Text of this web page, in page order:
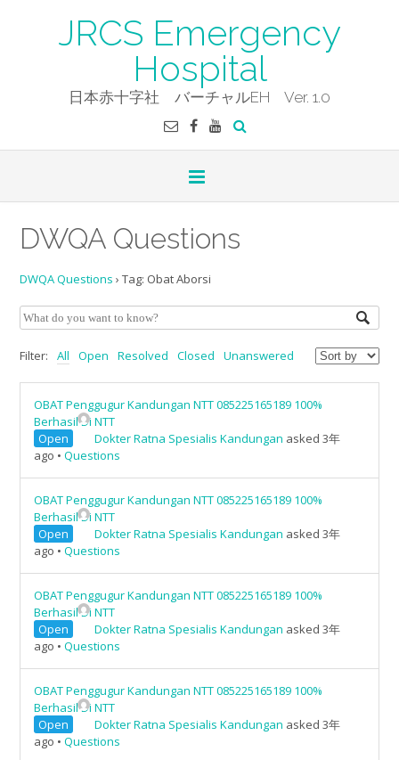
JRCS Emergency
Hospital
日本赤十字社 バーチャルEH Ver. 1.0
DWQA Questions
DWQA Questions › Tag: Obat Aborsi
Filter: All Open Resolved Closed Unanswered
OBAT Penggugur Kandungan NTT 085225165189 100%
Berhasil Di NTT
Open
Dokter Ratna Spesialis Kandungan asked 3年
ago • Questions
OBAT Penggugur Kandungan NTT 085225165189 100%
Berhasil Di NTT
Open
Dokter Ratna Spesialis Kandungan asked 3年
ago • Questions
OBAT Penggugur Kandungan NTT 085225165189 100%
Berhasil Di NTT
Open
Dokter Ratna Spesialis Kandungan asked 3年
ago • Questions
OBAT Penggugur Kandungan NTT 085225165189 100%
Berhasil Di NTT
Open
Dokter Ratna Spesialis Kandungan asked 3年
ago • Questions